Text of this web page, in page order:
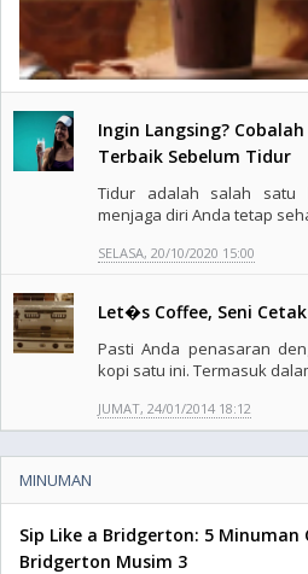
Ingin Langsing?
Terbaik Sebelum Tidur
Tidur adalah salah satu
menjaga diri Anda tetap
SELASA, 20/10/2020 15:00
Let�s Coffee, Seni
Pasti Anda penasaran
kopi satu ini. Termasuk
JUMAT, 24/01/2014 18:12
MINUMAN
Sip Like a Bridgerton: 5 Minuman
Bridgerton Musim 3